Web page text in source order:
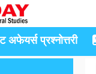
अफेयर्स प्रश्नोत्तरी